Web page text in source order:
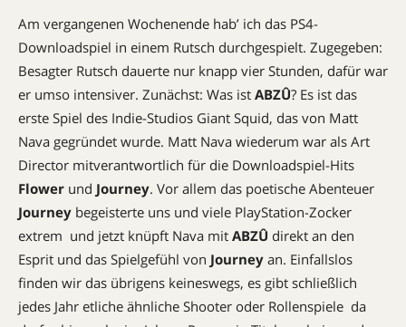
Am vergangenen Wochenende hab’ ich das PS4-
Downloadspiel in einem Rutsch durchgespielt. Zugegeben:
Besagter Rutsch dauerte nur knapp vier Stunden, dafür war
er umso intensiver. Zunächst: Was ist ABZÛ? Es ist das
erste Spiel des Indie-Studios Giant Squid, das von Matt
Nava gegründet wurde. Matt Nava wiederum war als Art
Director mitverantwortlich für die Downloadspiel-Hits
Flower und Journey. Vor allem das poetische Abenteuer
Journey begeisterte uns und viele PlayStation-Zocker
extrem  und jetzt knüpft Nava mit ABZÛ direkt an den
Esprit und das Spielgefühl von Journey an. Einfallslos
finden wir das übrigens keineswegs, es gibt schließlich
jedes Jahr etliche ähnliche Shooter oder Rollenspiele  da